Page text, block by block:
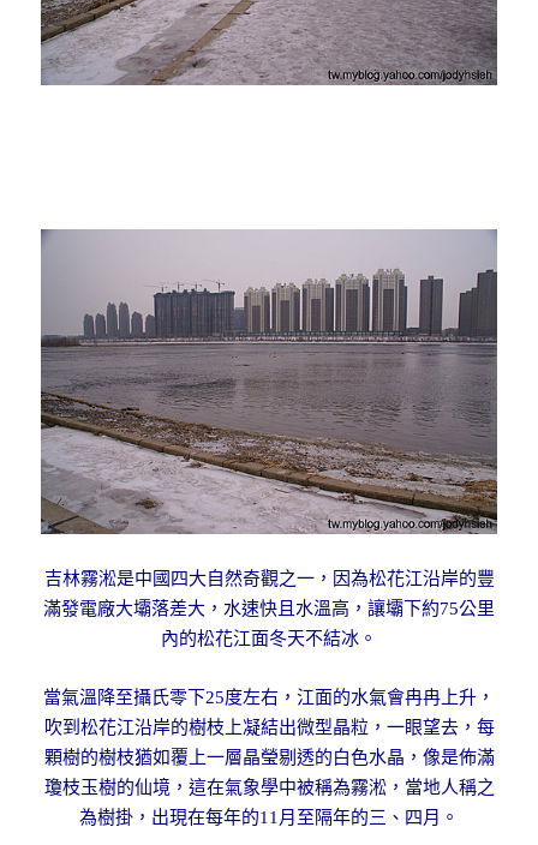
吉林霧淞是中國四大自然奇觀之一，因為松花江沿岸的豐
滿發電廠大壩落差大，水速快且水溫高，讓壩下約75公里
內的松花江面冬天不結冰。
當氣溫降至攝氏零下25度左右，江面的水氣會冉冉上升，
吹到松花江沿岸的樹枝上凝結出微型晶粒，一眼望去，每
顆樹的樹枝猶如覆上一層晶瑩剔透的白色水晶，像是佈滿
瓊枝玉樹的仙境，這在氣象學中被稱為霧淞，當地人稱之
為樹掛，出現在每年的11月至隔年的三、四月。